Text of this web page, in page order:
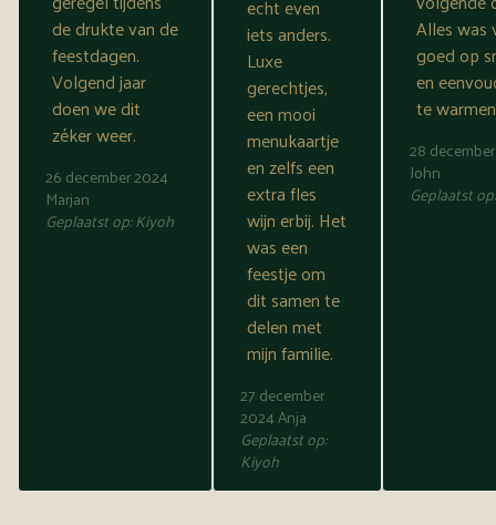
de drukte van de
feestdagen.
Volgend jaar
doen we dit
zéker weer.
26 december 2024
Marjan
Geplaatst op:Kiyoh
echt even
iets anders.
Luxe
gerechtjes,
een mooi
menukaartje
en zelfs een
extra fles
wijn erbij. Het
was een
feestje om
dit samen te
delen met
mijn familie.
27 december
2024Anja
Geplaatst op:
Kiyoh
Alles was
goed op
en
te
28
John
Geplaatst